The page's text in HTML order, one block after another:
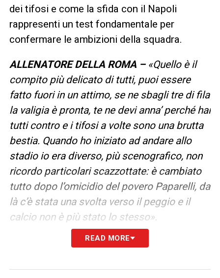
dei tifosi e come la sfida con il Napoli
rappresenti un test fondamentale per
confermare le ambizioni della squadra.
ALLENATORE DELLA ROMA –«Quello è il
compito più delicato di tutti, puoi essere
fatto fuori in un attimo, se ne sbagli tre di fila
la valigia è pronta, te ne devi anna’ perché hai
tutti contro e i tifosi a volte sono una brutta
bestia. Quando ho iniziato ad andare allo
stadio io era diverso, più scenografico, non
ricordo particolari scazzottate: è cambiato
tutto dopo l’omicidio del povero Paparelli, da
là c’è stata una svolta verso il peggio e il
calcio non è più stato lo stesso».
LEGGI L’INTERVISTA COMPLETA SU
READ MORE